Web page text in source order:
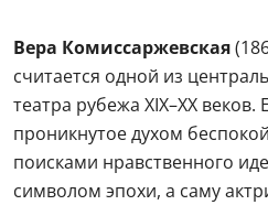
Вера Комиссаржевская
считается одной из
театра рубежа XIX–XX веков.
проникнутое духом
поисками нравственного
символом эпохи, а саму